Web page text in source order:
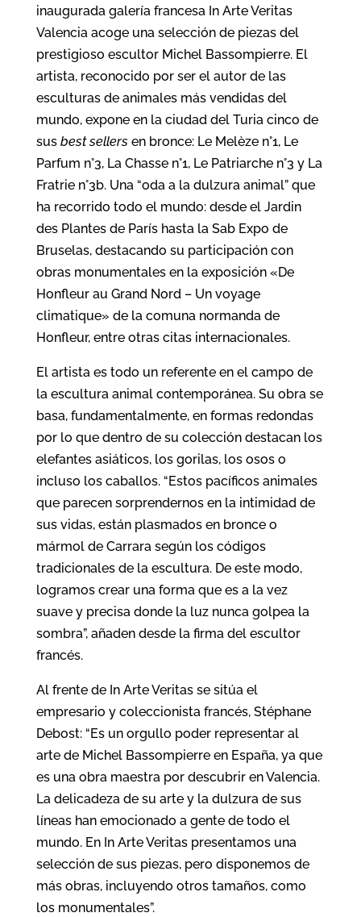
inaugurada galería francesa In Arte Veritas
Valencia acoge una selección de piezas del
prestigioso escultor Michel Bassompierre. El
artista, reconocido por ser el autor de las
esculturas de animales más vendidas del
mundo, expone en la ciudad del Turia cinco de
sus best sellersen bronce: Le Melèze n°1, Le
Parfum n°3, La Chasse n°1, Le Patriarche n°3 y La
Fratrie n°3b. Una “oda a la dulzura animal” que
ha recorrido todo el mundo: desde el Jardin
des Plantes de París hasta la Sab Expo de
Bruselas, destacando su participación con
obras monumentales en la exposición «De
Honfleur au Grand Nord – Un voyage
climatique» de la comuna normanda de
Honfleur, entre otras citas internacionales.
El artista es todo un referente en el campo de
la escultura animal contemporánea. Su obra se
basa, fundamentalmente, en formas redondas
por lo que dentro de su colección destacan los
elefantes asiáticos, los gorilas, los osos o
incluso los caballos. “Estos pacíficos animales
que parecen sorprendernos en la intimidad de
sus vidas, están plasmados en bronce o
mármol de Carrara según los códigos
tradicionales de la escultura. De este modo,
logramos crear una forma que es a la vez
suave y precisa donde la luz nunca golpea la
sombra”, añaden desde la firma del escultor
francés.
Al frente de In Arte Veritas se sitúa el
empresario y coleccionista francés, Stéphane
Debost: “Es un orgullo poder representar al
arte de Michel Bassompierre en España, ya que
es una obra maestra por descubrir en Valencia.
La delicadeza de su arte y la dulzura de sus
líneas han emocionado a gente de todo el
mundo. En In Arte Veritas presentamos una
selección de sus piezas, pero disponemos de
más obras, incluyendo otros tamaños, como
los monumentales”.